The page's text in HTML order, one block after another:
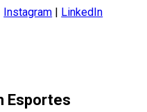
Instagram | LinkedIn
Esportes